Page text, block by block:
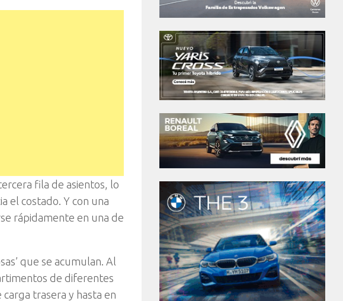
fila de asientos, lo
el costado. Y con una
rápidamente en una de
que se acumulan. Al
de diferentes
trasera y hasta en